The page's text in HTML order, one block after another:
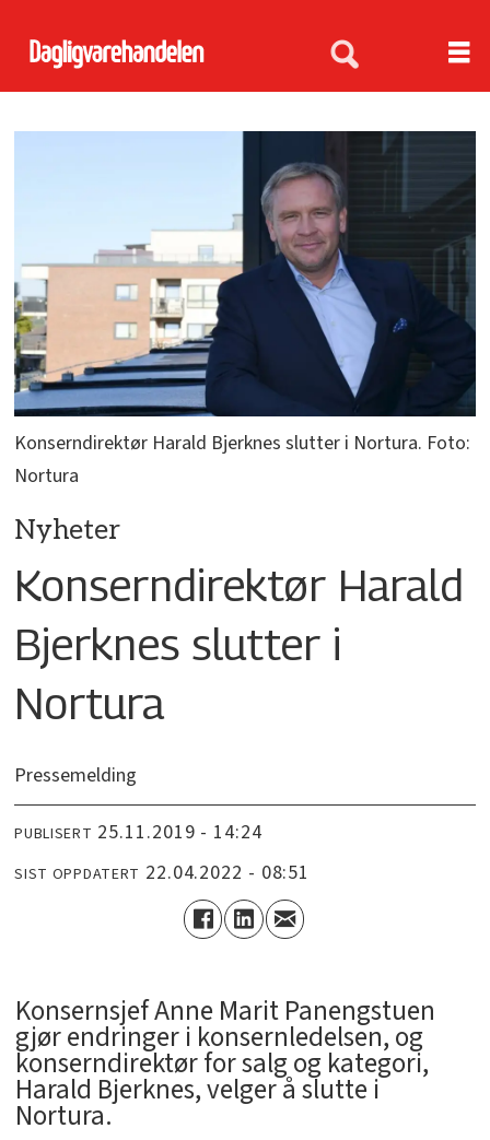
Konserndirektør Harald Bjerknes slutter i Nortura. Foto:
Nortura
Nyheter
Konserndirektør Harald
Bjerknes slutter i
Nortura
Pressemelding
PUBLISERT 25.11.2019 - 14:24
SIST OPPDATERT 22.04.2022 - 08:51
Konsernsjef Anne Marit Panengstuen
gjør endringer i konsernledelsen, og
konserndirektør for salg og kategori,
Harald Bjerknes, velger å slutte i
Nortura.